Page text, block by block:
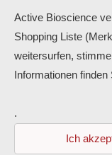
Antikörper
Active Bioscience
Shopping Liste
weitersurfen,
Informationen finden
.
Ich